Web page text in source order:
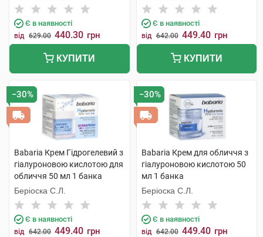
Є в наявності
від 629.00 440.30 грн
КУПИТИ
Є в наявності
від 642.00 449.40 грн
КУПИТИ
−30%
Babaria Крем Гідрогелевий з
гіалуроновою кислотою для
обличчя 50 мл 1 банка
Беріоска С.Л.
Є в наявності
від 642.00 449.40 грн
−30%
Babaria Крем для обличчя з
гіалуроновою кислотою 50
мл 1 банка
Беріоска С.Л.
Є в наявності
від 642.00 449.40 грн